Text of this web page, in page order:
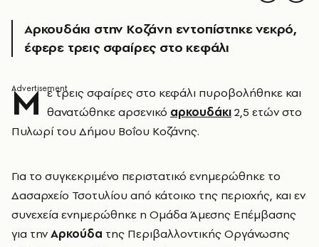
Αρκουδάκι στην Κοζάνη εντοπίστηκε νεκρό,
έφερε τρεις σφαίρες στο κεφάλι
Μ ε τρεις σφαίρες στο κεφάλι πυροβολήθηκε και
θανατώθηκε αρσενικό αρκουδάκι2,5 ετών στο
Πυλωρί του Δήμου Βοΐου Κοζάνης.
Για το συγκεκριμένο περιστατικό ενημερώθηκε το
Δασαρχείο Τσοτυλίου από κάτοικο της περιοχής, και εν
συνεχεία ενημερώθηκε η Ομάδα Άμεσης Επέμβασης
για τηνΑρκούδα της Περιβαλλοντικής Οργάνωσης